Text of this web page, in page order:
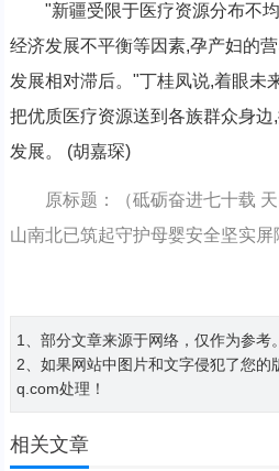
"新疆受限于医疗资源分布不均,
经济发展不平衡等因素,孕产妇的
发展相对滞后。"丁桂凤说,着眼未
把优质医疗资源送到各族群众身
发展。 (胡嘉琛)
原标题：（砥砺奋进七十载
山南北已筑起守护母婴安全坚实屏
1、部分文章来源于网络，仅作为参考。
2、如果网站中图片和文字侵犯了您
q.com处理！
相关文章